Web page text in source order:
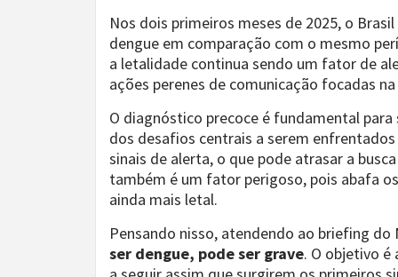
Nos dois primeiros meses de 2025, o
dengue em comparação com o mesmo
a letalidade continua sendo um fator de
ações perenes de comunicação focadas
O diagnóstico precoce é fundamental
dos desafios centrais a serem
sinais de alerta, o que pode atrasar a
também é um fator perigoso, pois abafa
ainda mais letal.
Pensando nisso, atendendo ao briefing
ser dengue, pode ser grave. O objetivo é